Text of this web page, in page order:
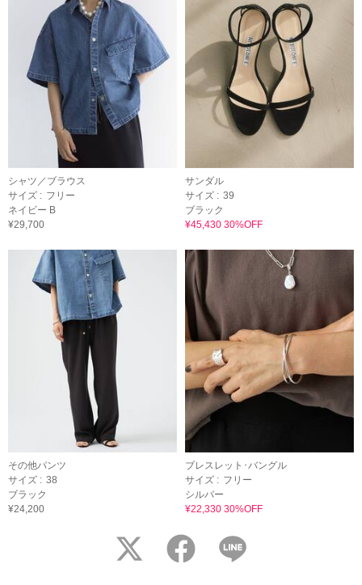
シャツ／ブラウス
サイズ : フリー
ネイビー B
¥29,700
サンダル
サイズ : 39
ブラック
¥45,430 30%OFF
その他パンツ
サイズ : 38
ブラック
¥24,200
ブレスレット･バングル
サイズ : フリー
シルバー
¥22,330 30%OFF
twitter facebook